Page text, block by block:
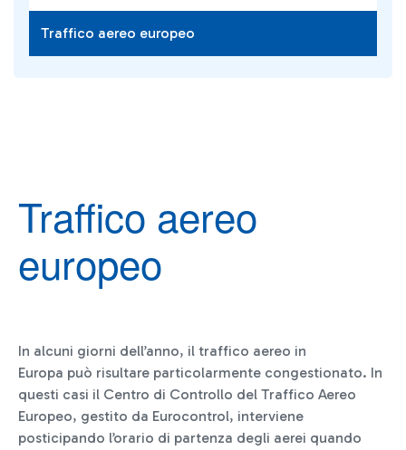
Traffico aereo
europeo
In alcuni giorni dell’anno, il traffico aereo in
Europa può risultare particolarmente congestionato. In
questi casi il Centro di Controllo del Traffico Aereo
Europeo, gestito da Eurocontrol, interviene
posticipando l’orario di partenza degli aerei quando
Traffico aereo europeo